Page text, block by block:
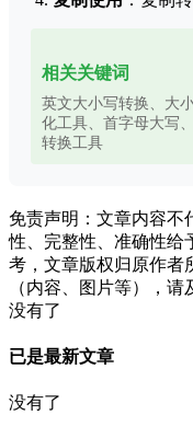
相关关键词
英文大小写转换、大
化工具、首字母大写
转换工具
免责声明：文章内容不
性、完整性、准确性给
考，文章版权归原作者
（内容、图片等），
没有了
已是最新文章
没有了